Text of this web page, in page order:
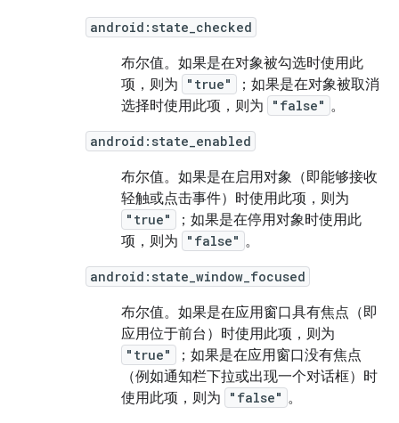
android:state_checked
布尔值。 如果是在对象被勾选时使用此
项，则为
"true"
；如果是在对象被取消
选择时使用此项，则为
"false" 。
android:state_enabled
布尔值。 如果是在启用对象（即能够接收
轻触或点击事件）时使用此项，则为
"true"
；如果是在停用对象时使用此
项，则为
"false" 。
android:state_window_focused
布尔值。 如果是在应用窗口具有焦点（即
应用位于前台）时使用此项，则为
"true"
；如果是在应用窗口没有焦点
（例如通知栏下拉或出现一个对话框）时
使用此项，则为
"false" 。